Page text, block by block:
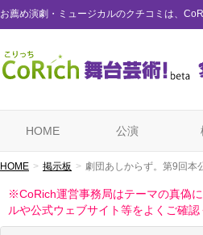
お薦め演劇・ミュージカルのクチコミは、
HOME 公演
HOME 掲示板 劇団あしからず。第9回本
※CoRich運営事務局はテーマの真偽
ルや公式ウェブサイト等をよくご確認